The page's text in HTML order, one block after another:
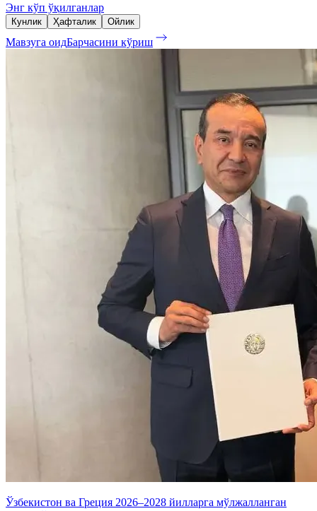
Энг кўп ўқилганлар
Кунлик Ҳафталик Ойлик
Мавзуга оидБарчасини кўриш
Ўзбекистон ва Греция 2026–2028 йилларга мўлжалланган